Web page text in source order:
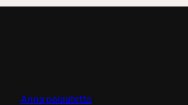
Anna palautetta